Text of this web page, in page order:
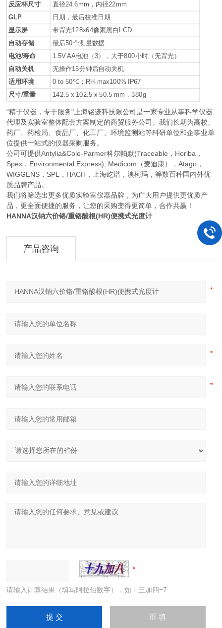
反应杯尺寸 直径24.6mm，内径22mm
GLP
日期，最后校准日期
显示屏
带背光128x64像素黑白LCD
自动存储
最后50个测量数据
电池/寿命
1.5V AA电池（3），大于800小时（无背光）
自动关机
无操作15分钟后自动关机
适用环境
0 to 50℃；RH-max100% IP67
尺寸/重量 142.5 x 102.5 x 50.5 mm，380g
“精于仪器，专于服务"上海铭迹科技限公司是一家专业从事科学仪器
代理及实验室整体配套方案制定的商贸服务公司。我们长期为高校、
药厂、药检局、食品厂、化工厂、环境监测站等科研单位和企事业单
位提供一站式的仪器采购服务。
公司可提供Antylia&Cole-Parmer科尔帕默(Traceable，Horiba，
Spex，Environmental Express), Medicom（麦迪康），Atago，
WIGGENS，SPL，HACH，上海屹谱，澳柯玛，等数百种国内外优
质品牌产品。
我们将筛选出更多优质实验室仪器品牌，为广大用户提供更优质产
品，更全面便捷的服务，让您的采购变得更简单，合作共赢！
HANNA汉钠六价铬/重铬酸根(HR)便携式光度计
产品咨询
请输入计算结果（填写阿拉伯数字），如：三加四=7